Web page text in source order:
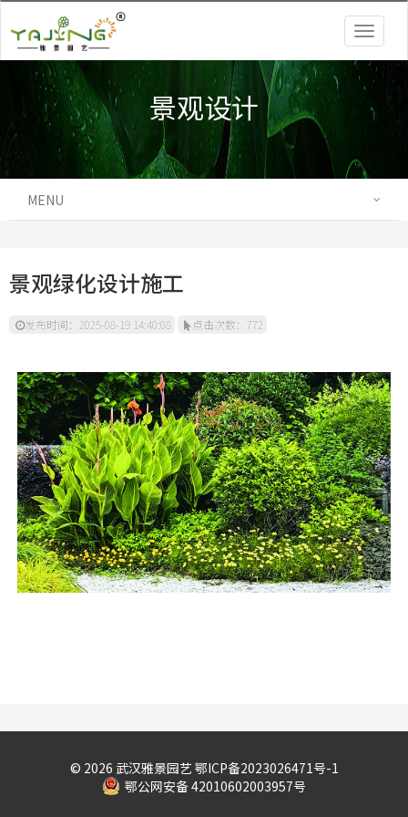
景观设计
MENU
景观绿化设计施工
发布时间：2025-08-19 14:40:08 点击次数：772
©️ 2026 武汉雅景园艺 鄂ICP备2023026471号-1
鄂公网安备 42010602003957号